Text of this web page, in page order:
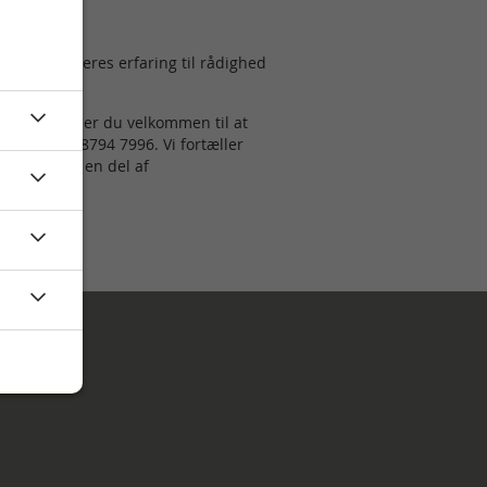
at stille deres erfaring til rådighed
er du velkommen til at
eller på 8794 7996. Vi fortæller
kan blive en del af